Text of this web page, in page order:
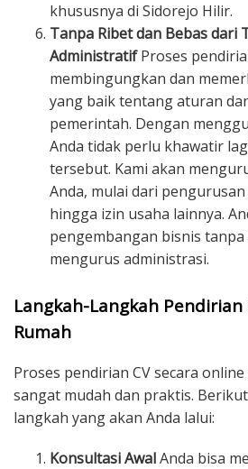
khususnya di Sidorejo Hilir.
Tanpa Ribet dan Bebas dari
AdministratifProses
membingungkan dan
yang baik tentang aturan
pemerintah. Dengan
Anda tidak perlu khawatir
tersebut. Kami akan
Anda, mulai dari
hingga izin usaha lainnya.
pengembangan bisnis
mengurus administrasi.
Langkah-Langkah Pendirian
Rumah
Proses pendirian CV secara
sangat mudah dan praktis.
langkah yang akan Anda lalui:
Konsultasi AwalAnda bisa